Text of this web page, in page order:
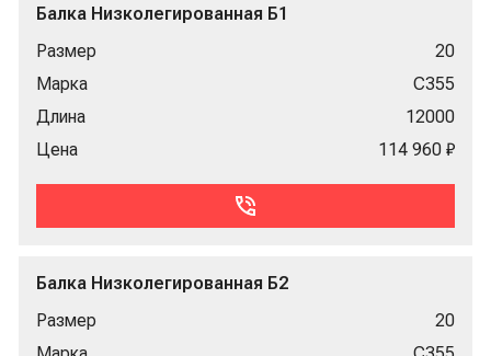
Балка Низколегированная Б1
Размер
20
Марка
С355
Длина
12000
Цена
114 960 ₽
Балка Низколегированная Б2
Размер
20